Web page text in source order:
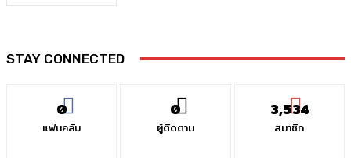
STAY CONNECTED
0
แฟนคลับ
0
ผู้ติดตาม
3,534
สมาชิก